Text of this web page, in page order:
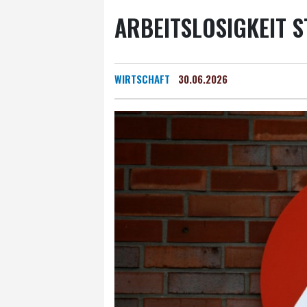
ARBEITSLOSIGKEIT
WIRTSCHAFT 30.06.2026